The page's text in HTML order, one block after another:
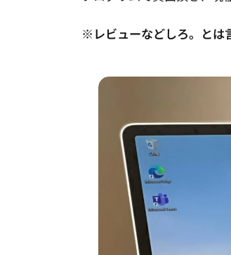
※レビューなどしろ。とは